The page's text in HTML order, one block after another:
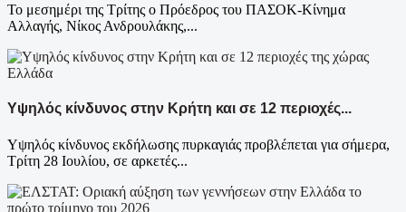
Το μεσημέρι της Τρίτης ο Πρόεδρος του ΠΑΣΟΚ-Κίνημα
Αλλαγής, Νίκος Ανδρουλάκης,...
Ελλάδα
Υψηλός κίνδυνος στην Κρήτη και σε 12 περιοχές...
Υψηλός κίνδυνος εκδήλωσης πυρκαγιάς προβλέπεται για σήμερα,
Τρίτη 28 Ιουλίου, σε αρκετές...